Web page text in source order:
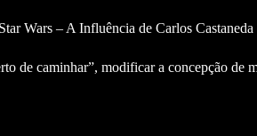
Wars – A Influência de Carlos
de caminhar”, modificar a concepção de